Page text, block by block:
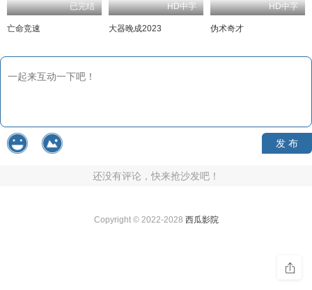
已完结
亡命竞速
HD中字
大器晚成2023 伪术奇才
发 布
还没有评论，快来抢沙发吧！
Copyright © 2022-2028 西瓜影院